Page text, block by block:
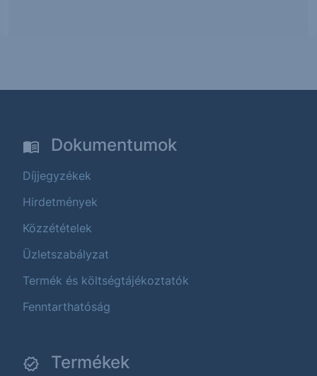
Dokumentumok
Díjjegyzékek
Hirdetmények
Közzétételek
Üzletszabályzat
Termék és költségtájékoztatók
Fenntarthatóság
Termékek